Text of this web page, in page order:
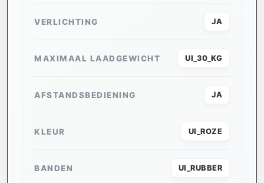
VERLICHTING JA
MAXIMAAL LAADGEWICHT UI_30_KG
AFSTANDSBEDIENING JA
KLEUR UI_ROZE
BANDEN UI_RUBBER